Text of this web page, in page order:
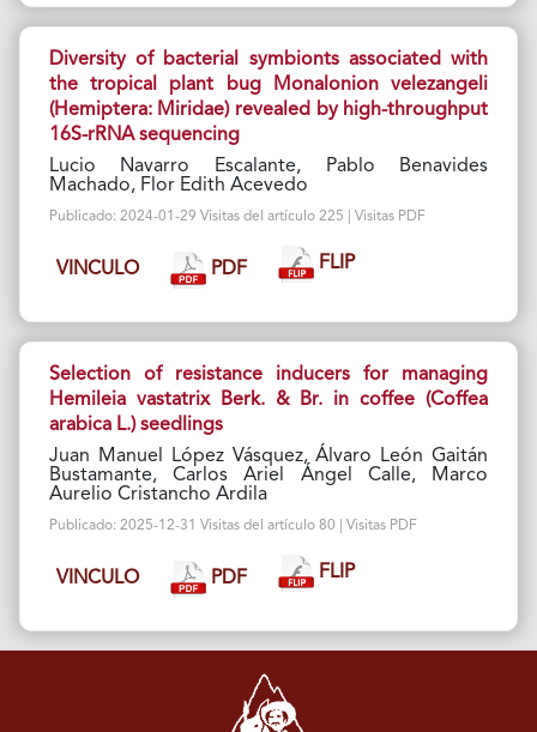
Diversity of bacterial symbionts associated with
the tropical plant bug Monalonion velezangeli
(Hemiptera: Miridae) revealed by high-throughput
16S-rRNA sequencing
Lucio Navarro Escalante, Pablo Benavides
Machado, Flor Edith Acevedo
Publicado: 2024-01-29 Visitas del artículo 225 | Visitas PDF
VINCULO PDF FLIP
Selection of resistance inducers for managing
Hemileia vastatrix Berk. & Br. in coffee (Coffea
arabica L.) seedlings
Juan Manuel López Vásquez, Álvaro León Gaitán
Bustamante, Carlos Ariel Ángel Calle, Marco
Aurelio Cristancho Ardila
Publicado: 2025-12-31 Visitas del artículo 80 | Visitas PDF
VINCULO PDF FLIP